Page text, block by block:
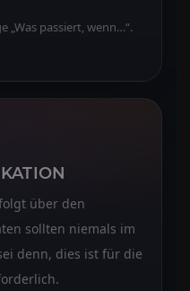
„Was passiert, wenn…“.
über den
sollten niemals im
denn, dies ist für die